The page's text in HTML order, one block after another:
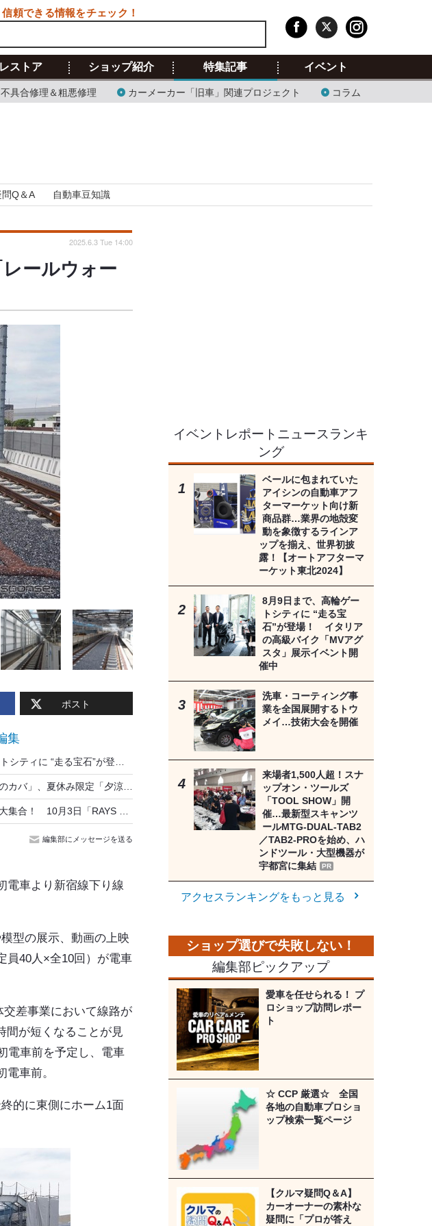
レストア ショップ紹介 特集記事
具合修理＆粗悪修理 カーメーカー「旧車」関連プロジェクト コラム
イベント
Q＆A 自動車豆知識
ールウォー
2025.6.3 Tue 14:00
ポスト
集
水陸両用バス「山中湖のカバ」、夏休み限定「夕涼み便」運航…8月8日から
編集部にメッセージを送る
電車より新宿線下り線
型の展示、動画の上映
員40人×全10回）が電車
差事業において線路が
間が短くなることが見
電車前を予定し、電車
車前。
的に東側にホーム1面
イベントレポートニュースランキ
ング
ベールに包まれていた
アイシンの自動車アフ
ターマーケット向け新
商品群…業界の地殻変
動を象徴するラインア
ップを揃え、世界初披
露！【オートアフターマ
ーケット東北2024】
8月9日まで、高輪ゲー
トシティに “走る宝
石”が登場！ イタリア
の高級バイク「MVアグ
スタ」展示イベント開
催中
洗車・コーティング事
業を全国展開するトウ
メイ…技術大会を開催
来場者1,500人超！スナ
ップオン・ツールズ
「TOOL SHOW」開
催…最新型スキャンツ
ールMTG-DUAL-TAB2
／TAB2-PROを始め、ハ
ンドツール・大型機器が
宇都宮に集結
PR
アクセスランキングをもっと見る
編集部ピックアップ
愛車を任せられる！ プ
ロショップ訪問レポー
ト
☆ CCP 厳選☆ 全国
各地の自動車プロショ
ップ検索一覧ページ
【クルマ疑問Q＆A】
カーオーナーの素朴な
疑問に「プロが答え
頼できる情報をチェック！